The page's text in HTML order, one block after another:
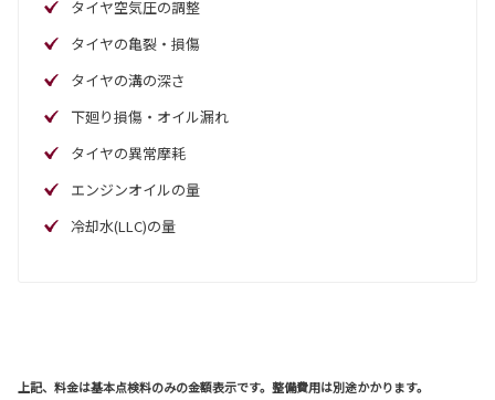
タイヤ空気圧の調整
タイヤの亀裂・損傷
タイヤの溝の深さ
下廻り損傷・オイル漏れ
タイヤの異常摩耗
エンジンオイルの量
冷却水(LLC)の量
上記、料金は基本点検料のみの金額表示です。整備費用は別途かかります。